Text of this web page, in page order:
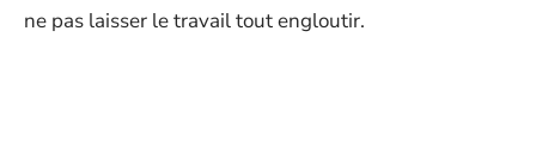
ne pas laisser le travail tout engloutir.